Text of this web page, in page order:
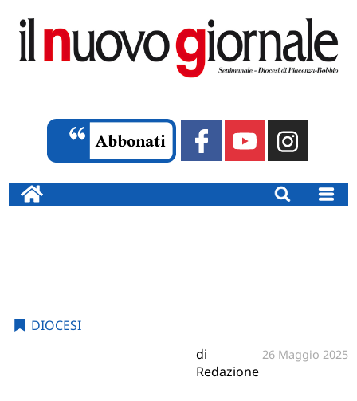
DIOCESI
di
Redazione
26 Maggio 2025